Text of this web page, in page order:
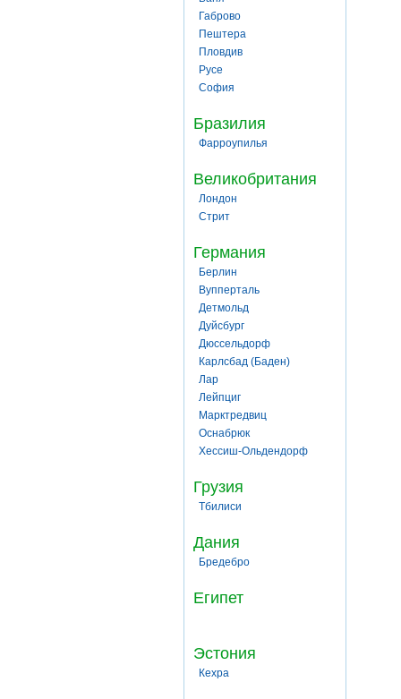
Габрово
Пештера
Пловдив
Русе
София
Бразилия
Фарроупилья
Великобритания
Лондон
Стрит
Германия
Берлин
Вупперталь
Детмольд
Дуйсбург
Дюссельдорф
Карлсбад (Баден)
Лар
Лейпциг
Марктредвиц
Оснабрюк
Хессиш-Ольдендорф
Грузия
Тбилиси
Дания
Бредебро
Египет
Эстония
Кехра